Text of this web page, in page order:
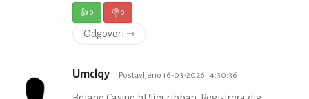
👍0 👎0
Odgovori ⇾
Umclqy Postavljeno 16-03-2026 14:30:36